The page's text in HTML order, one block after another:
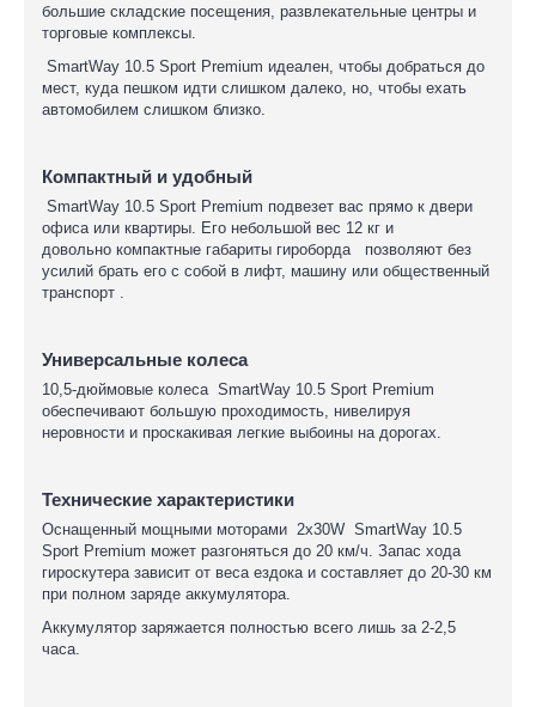
большие складские посещения, развлекательные центры и
торговые комплексы.
SmartWay 10.5 Sport Premium идеален, чтобы добраться до
мест, куда пешком идти слишком далеко, но, чтобы ехать
автомобилем слишком близко
Компактный и удобный
SmartWay 10.5 Sport Premium подвезет вас прямо к двери
офиса или квартиры. Его небольшой вес 12 кг и
довольно компактные габариты гироборда позволяют без
усилий брать его с собой в лифт, машину или общественный
транспорт .
Универсальные колеса
10,5-дюймовые колеса SmartWay 10.5 Sport Premium
обеспечивают большую проходимость, нивелируя
неровности и проскакивая легкие выбоины на дорогах.
Технические характеристики
Оснащенный мощными моторами 2х30W SmartWay 10.5
Sport Premium может разгоняться до 20 км/ч. Запас хода
гироскутера зависит от веса ездока и составляет до 20-30 км
при полном заряде аккумулятора.
Аккумулятор заряжается полностью всего лишь за 2-2,5
часа.